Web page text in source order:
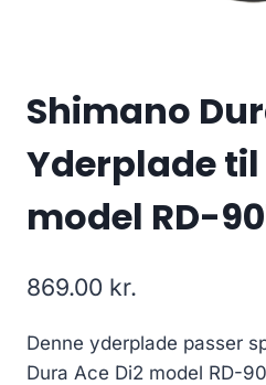
Shimano
Yderplade
model RD-
869.00 kr.
Denne yderplade passer
Dura Ace Di2 model RD-